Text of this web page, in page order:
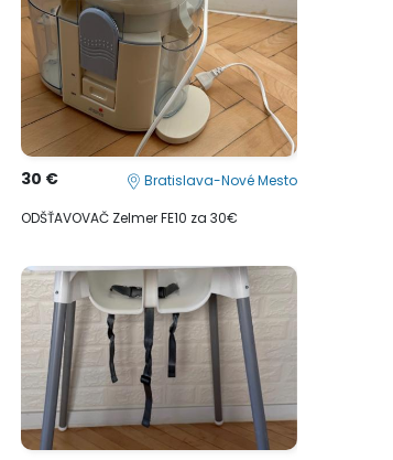
30 € Bratislava-Nové Mesto
ODŠŤAVOVAČ Zelmer FE10 za 30€